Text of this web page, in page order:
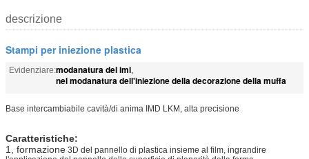
descrizione
Stampi per iniezione plastica
Evidenziare:modanatura del iml,
nel modanatura dell'iniezione della decorazione della muffa
Base intercambiabile cavità/di anima IMD LKM, alta precisione
Caratteristiche:
1, formazione 3D del pannello di plastica insieme al film, ingrandire